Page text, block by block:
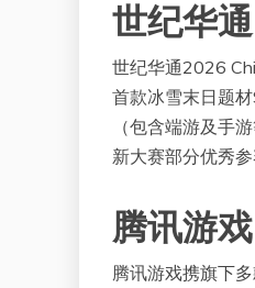
世纪华通
世纪华通2026
首款冰雪末日题
（包含端游及手
新大赛部分优秀
腾讯游戏
腾讯游戏携旗下